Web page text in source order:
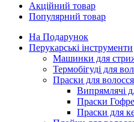
Акційний товар
Популярний товар
На Подарунок
Перукарські інструменти
Машинки для
Термобігуді для
Праски для волосся
Випрямлячі
Праски Гофре
Праски для